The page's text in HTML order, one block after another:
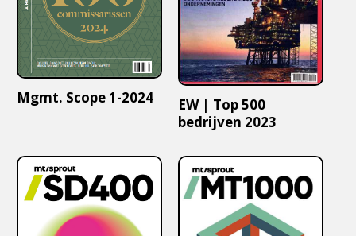
Mgmt. Scope 1-2024
EW | Top 500
bedrijven 2023